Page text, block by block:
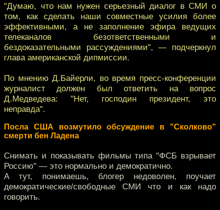
"Думаю, что нам нужен серьезный диалог в СМИ о
том, как сделать наши совместные усилия более
эффективными, а не заполнение эфира ведущих
телеканалов безответственными и
бездоказательными рассуждениями", — подчеркнул
глава американской дипмиссии.
По мнению Д.Байерли, во время пресс-конференции
журналист должен был ответить на вопрос
Д.Медведева: "Нет, господин президент, это
неправда".
Посла США возмутило обсуждение в "Сколково"
смерти бен Ладена
Снимать и показывать фильмы типа "ФСБ взрывает
Россию" — это нормально и демократично.
А тут, понимаешь, блогер недоволен, поучает
демократические/свободные СМИ что и как надо
говорить.